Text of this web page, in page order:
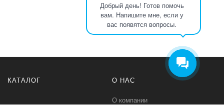
Добрый день! Готов помочь
вам. Напишите мне, если у
вас появятся вопросы.
КАТАЛОГ О НАС
О компании